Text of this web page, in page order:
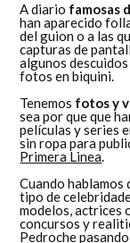
A diario famosas
han aparecido
del guion o a las
capturas de
algunos
fotos en biquini.
Tenemos fotos y
sea por que que
películas y series
sin ropa para
Primera Linea.
Cuando hablamos
tipo de
modelos, actrices
concursos y
Pedroche